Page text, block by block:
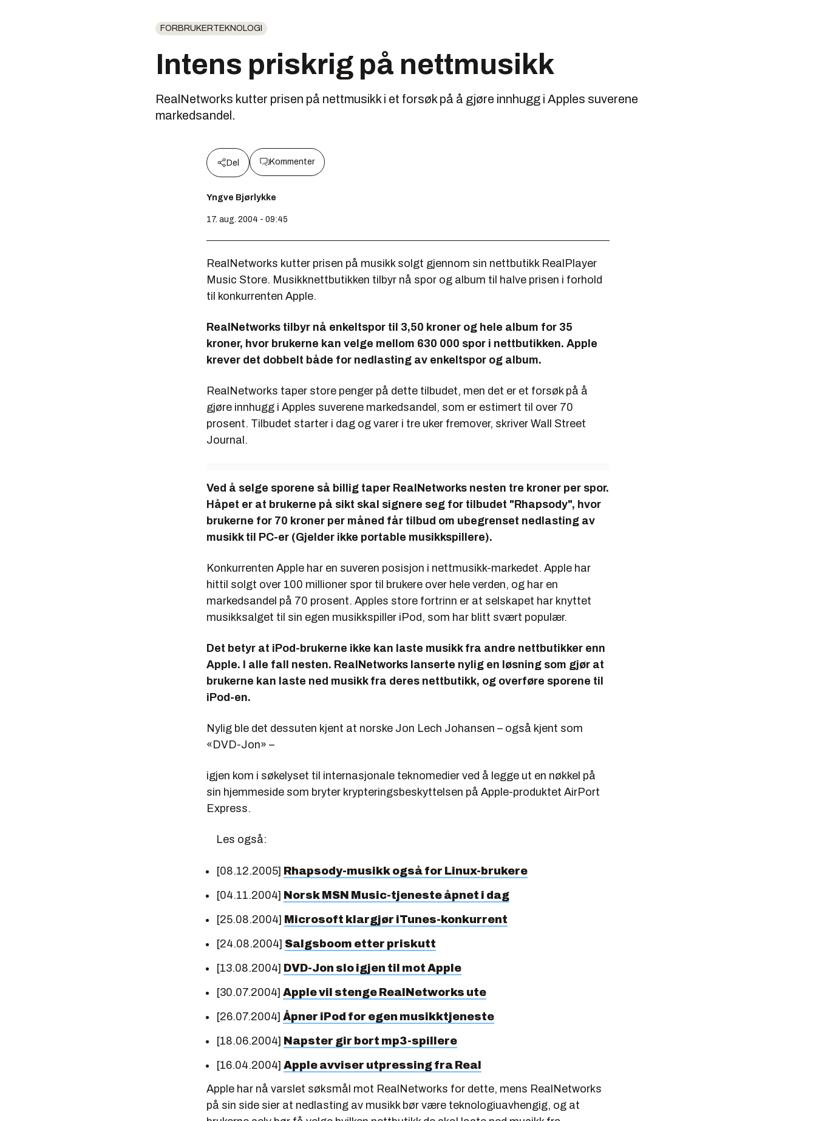
FORBRUKERTEKNOLOGI
Intens priskrig på nettmusikk
RealNetworks kutter prisen på nettmusikk i et forsøk på å gjøre innhugg i Apples suverene
markedsandel.
Del Kommenter
Yngve Bjørlykke
17. aug. 2004 - 09:45
RealNetworks kutter prisen på musikk solgt gjennom sin nettbutikk RealPlayer
Music Store. Musikknettbutikken tilbyr nå spor og album til halve prisen i forhold
til konkurrenten Apple.
RealNetworks tilbyr nå enkeltspor til 3,50 kroner og hele album for 35
kroner, hvor brukerne kan velge mellom 630 000 spor i nettbutikken. Apple
krever det dobbelt både for nedlasting av enkeltspor og album.
RealNetworks taper store penger på dette tilbudet, men det er et forsøk på å
gjøre innhugg i Apples suverene markedsandel, som er estimert til over 70
prosent. Tilbudet starter i dag og varer i tre uker fremover, skriver Wall Street
Journal.
Ved å selge sporene så billig taper RealNetworks nesten tre kroner per spor.
Håpet er at brukerne på sikt skal signere seg for tilbudet "Rhapsody", hvor
brukerne for 70 kroner per måned får tilbud om ubegrenset nedlasting av
musikk til PC-er (Gjelder ikke portable musikkspillere).
Konkurrenten Apple har en suveren posisjon i nettmusikk-markedet. Apple har
hittil solgt over 100 millioner spor til brukere over hele verden, og har en
markedsandel på 70 prosent. Apples store fortrinn er at selskapet har knyttet
musikksalget til sin egen musikkspiller iPod, som har blitt svært populær.
Det betyr at iPod-brukerne ikke kan laste musikk fra andre nettbutikker enn
Apple. I alle fall nesten. RealNetworks lanserte nylig en løsning som gjør at
brukerne kan laste ned musikk fra deres nettbutikk, og overføre sporene til
iPod-en.
Nylig ble det dessuten kjent at norske Jon Lech Johansen – også kjent som
«DVD-Jon» –
igjen kom i søkelyset til internasjonale teknomedier ved å legge ut en nøkkel på
sin hjemmeside som bryter krypteringsbeskyttelsen på Apple-produktet AirPort
Express.
Les også:
[08.12.2005] Rhapsody-musikk også for Linux-brukere
[04.11.2004] Norsk MSN Music-tjeneste åpnet i dag
[25.08.2004] Microsoft klargjør iTunes-konkurrent
[24.08.2004] Salgsboom etter priskutt
[13.08.2004] DVD-Jon slo igjen til mot Apple
[30.07.2004] Apple vil stenge RealNetworks ute
[26.07.2004] Åpner iPod for egen musikktjeneste
[18.06.2004] Napster gir bort mp3-spillere
[16.04.2004] Apple avviser utpressing fra Real
Apple har nå varslet søksmål mot RealNetworks for dette, mens RealNetworks
på sin side sier at nedlasting av musikk bør være teknologiuavhengig, og at